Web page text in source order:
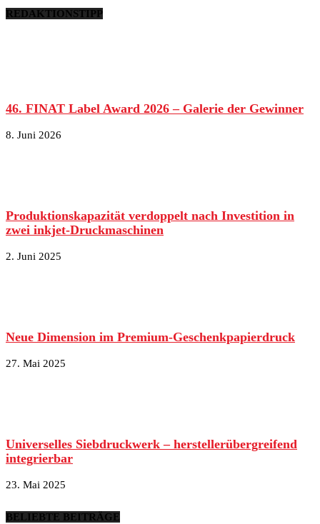
REDAKTIONSTIPP
46. FINAT Label Award 2026 – Galerie der Gewinner
8. Juni 2026
Produktionskapazität verdoppelt nach Investition in
zwei inkjet-Druckmaschinen
2. Juni 2025
Neue Dimension im Premium-Geschenkpapierdruck
27. Mai 2025
Universelles Siebdruckwerk – herstellerübergreifend
integrierbar
23. Mai 2025
BELIEBTE BEITRÄGE